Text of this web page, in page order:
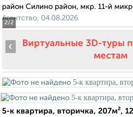
2/2
район Силино район, мкр. 11-й
Агентство, 04.08.2026
Виртуальные 3D-туры
местам
‹
5-к квартира, вторичка, 207м²,